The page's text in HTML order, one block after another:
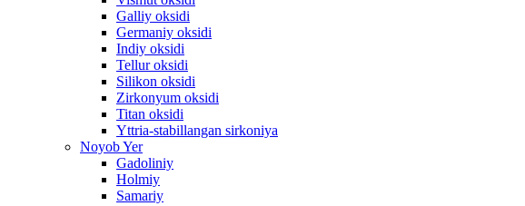
Galliy oksidi
Germaniy oksidi
Indiy oksidi
Tellur oksidi
Silikon oksidi
Zirkonyum oksidi
Titan oksidi
Yttria-stabillangan sirkoniya
Noyob Yer
Gadoliniy
Holmiy
Samariy